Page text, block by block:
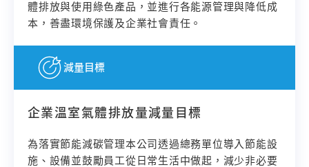
體排放與使用綠色產品，並進行各能源管理與降低成
本，善盡環境保護及企業社會責任。
減量目標
企業溫室氣體排放量減量目標
為落實節能減碳管理本公司透過總務單位導入節能設
施、設備並鼓勵員工從日常生活中做起，減少非必要